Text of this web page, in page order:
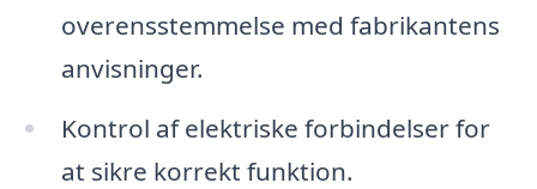
overensstemmelse med fabrikantens
anvisninger.
Kontrol af elektriske forbindelser for
at sikre korrekt funktion.